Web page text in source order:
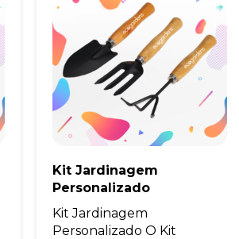
Kit Jardinagem
Personalizado
Kit Jardinagem
Personalizado O Kit